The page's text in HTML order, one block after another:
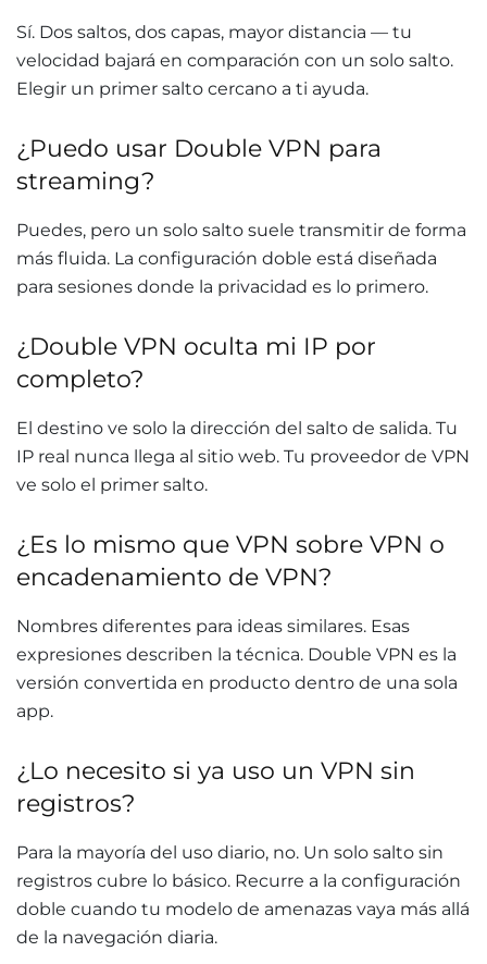
Sí. Dos saltos, dos capas, mayor distancia — tu
velocidad bajará en comparación con un solo salto.
Elegir un primer salto cercano a ti ayuda.
¿Puedo usar Double VPN para
streaming?
Puedes, pero un solo salto suele transmitir de forma
más fluida. La configuración doble está diseñada
para sesiones donde la privacidad es lo primero.
¿Double VPN oculta mi IP por
completo?
El destino ve solo la dirección del salto de salida. Tu
IP real nunca llega al sitio web. Tu proveedor de VPN
ve solo el primer salto.
¿Es lo mismo que VPN sobre VPN o
encadenamiento de VPN?
Nombres diferentes para ideas similares. Esas
expresiones describen la técnica. Double VPN es la
versión convertida en producto dentro de una sola
app.
¿Lo necesito si ya uso un VPN sin
registros?
Para la mayoría del uso diario, no. Un solo salto sin
registros cubre lo básico. Recurre a la configuración
doble cuando tu modelo de amenazas vaya más allá
de la navegación diaria.